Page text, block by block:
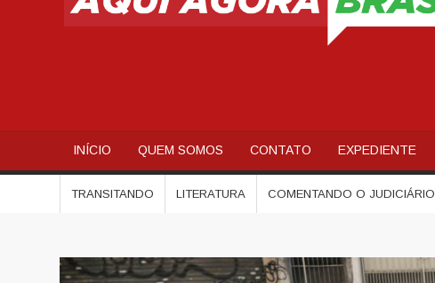
INÍCIO QUEM SOMOS CONTATO EXPEDIENTE
TRANSITANDO LITERATURA COMENTANDO O JUDICIÁRIO